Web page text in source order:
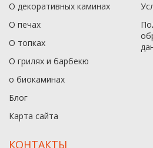
О декоративных каминах
О печах
О топках
О грилях и барбекю
о биокаминах
Блог
Карта сайта
КОНТАКТЫ